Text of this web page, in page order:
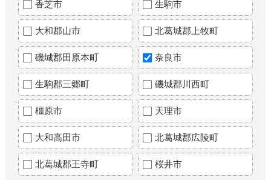
香芝市 生駒市
大和郡山市 北葛城郡上牧町
磯城郡田原本町 奈良市
生駒郡三郷町 磯城郡川西町
橿原市 天理市
大和高田市 北葛城郡広陵町
北葛城郡王寺町 桜井市